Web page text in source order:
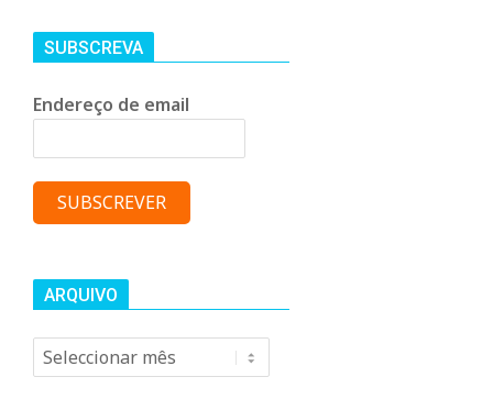
o
C
o
m
u
n
SUBSCREVA
Endereço de email
ARQUIVO
Arquivo